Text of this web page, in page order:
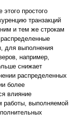
простого
транзакций
и тем же строкам
для выполнения
например,
снижает
распределенных
более
влияние
работы, выполняемой